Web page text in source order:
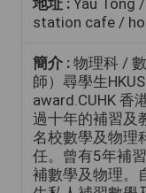
地址 : Yau Tong
station cafe /
簡介 : 物理科 /
師）尋學生
award.CUHK 香
過十年的補習及
名校數學及物理
任。曾有5年補
補數學及物理。